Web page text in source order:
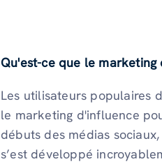
Qu'est-ce que le marketing
Les utilisateurs populaires
le marketing d'influence
débuts des médias
s’est développé